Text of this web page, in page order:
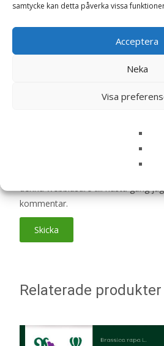
samtycke kan detta påverka vissa
Acceptera
Neka
Visa
kommentar.
Relaterade produkter